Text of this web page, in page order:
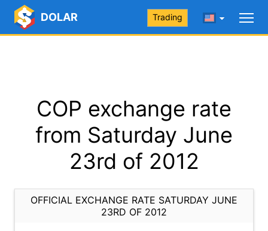
DOLAR Trading
COP exchange rate
from Saturday June
23rd of 2012
OFFICIAL EXCHANGE RATE SATURDAY JUNE
23RD OF 2012